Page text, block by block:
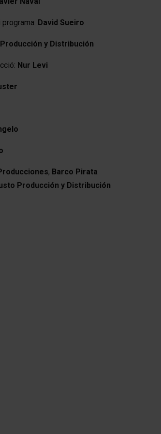
David Sueiro
y Distribución
Nur Levi
, Barco Pirata
Producción y Distribución